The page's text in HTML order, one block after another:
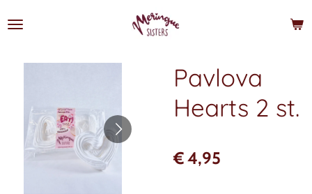
direct
Pavlova
Hearts 2 st.
€ 4,95